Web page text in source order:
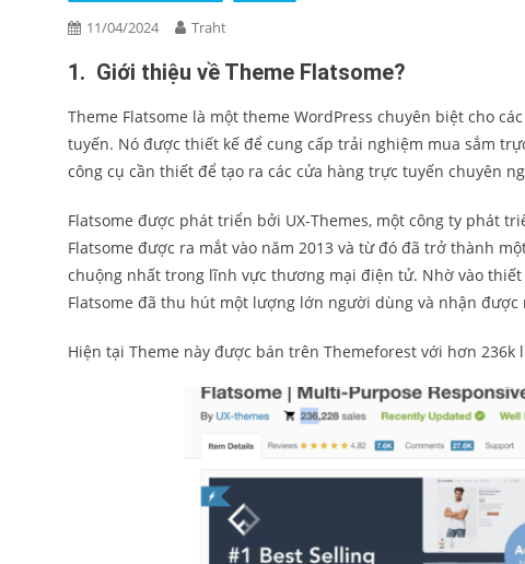
11/04/2024 Traht
1. Giới thiệu về Theme Flatsome?
Theme Flatsome là một theme WordPress chuyên biệt cho
tuyến. Nó được thiết kế để cung cấp trải nghiệm mua sắm
công cụ cần thiết để tạo ra các cửa hàng trực tuyến chuyên
Flatsome được phát triển bởi UX-Themes, một công ty phát
Flatsome được ra mắt vào năm 2013 và từ đó đã trở thành
chuộng nhất trong lĩnh vực thương mại điện tử. Nhờ vào
Flatsome đã thu hút một lượng lớn người dùng và nhận
Hiện tại Theme này được bán trên Themeforest với hơn